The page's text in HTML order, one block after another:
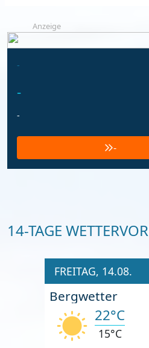
Anzeige
-
-
-
-
14-TAGE
FREITAG, 14.08.
Bergwetter
22°C
15°C